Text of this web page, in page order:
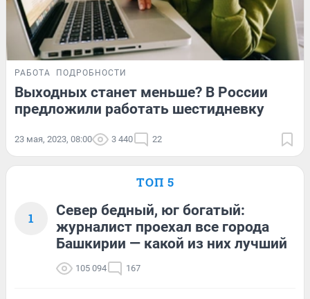
РАБОТА ПОДРОБНОСТИ
Выходных станет меньше? В России
предложили работать шестидневку
23 мая, 2023, 08:00 3 440 22
ТОП 5
1
Север бедный, юг богатый:
журналист проехал все города
Башкирии — какой из них лучший
105 094 167